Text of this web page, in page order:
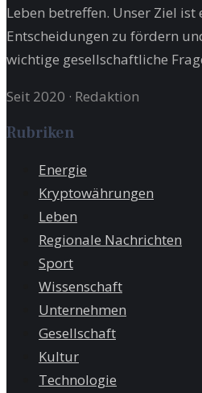
Leben betreffen. Unser Ziel
Entscheidungen zu fördern
wichtige gesellschaftliche
Seit 2020 · Redaktion
Rubriken
Energie
Kryptowährungen
Leben
Regionale Nachrichten
Sport
Wissenschaft
Unternehmen
Gesellschaft
Kultur
Technologie